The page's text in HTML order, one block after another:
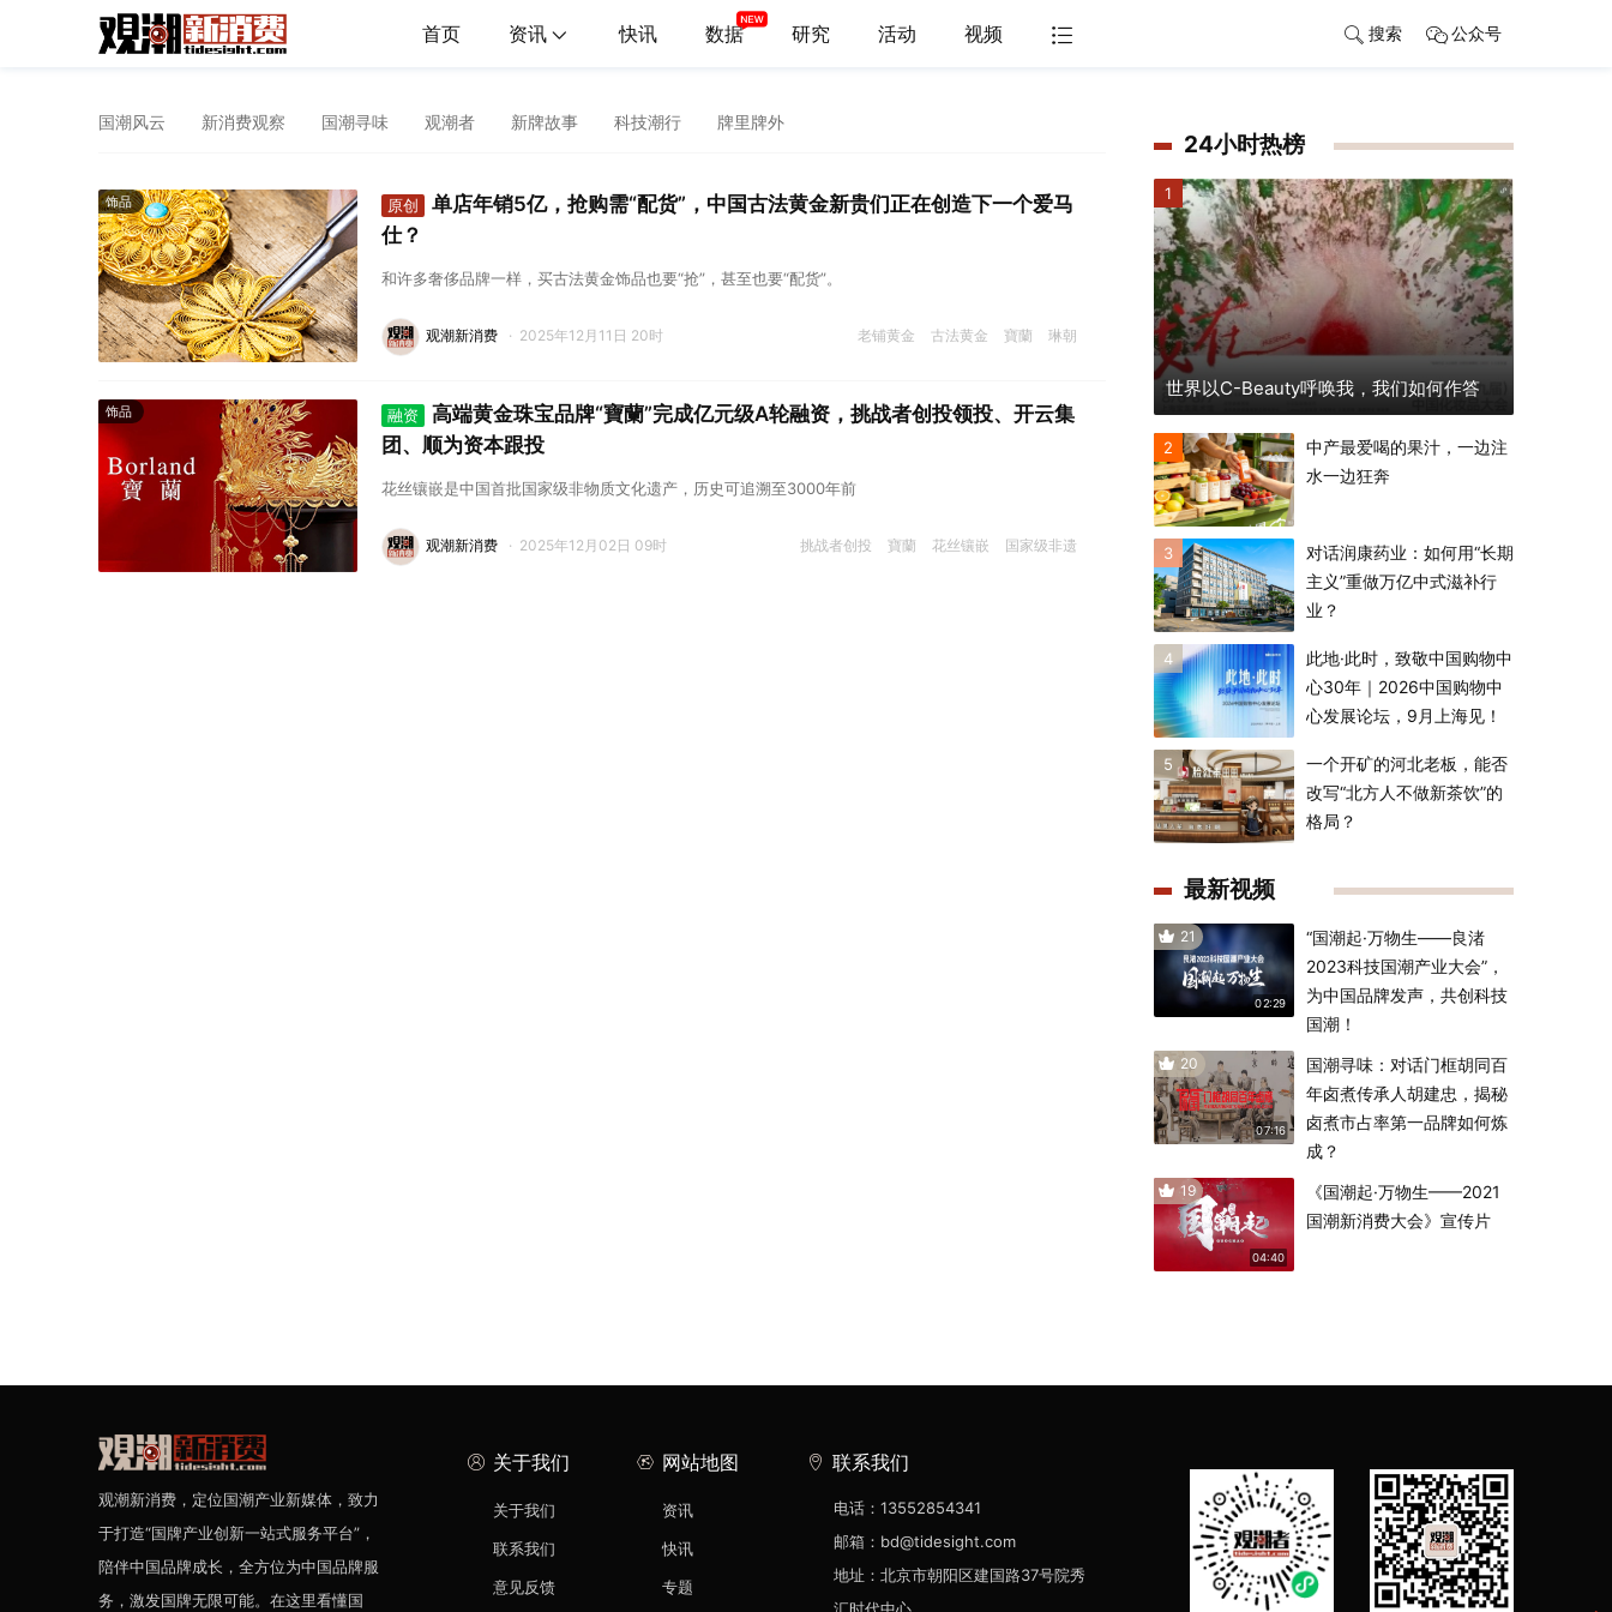
首页 资讯 快讯 数据 研究 活动 视频 搜索 公众号
国潮风云 新消费观察 国潮寻味 观潮者 新牌故事 科技潮行 牌里牌外
饰品 原创
单店年销5亿，抢购需“配货”，中国古法黄金新贵们正在创造下一个爱马
仕？
和许多奢侈品牌一样，买古法黄金饰品也要“抢”，甚至也要“配货”。
老铺黄金 古法黄金 寶蘭 琳朝
观潮新消费 · 2025年12月11日 20时
饰品 融资
高端黄金珠宝品牌“寶蘭”完成亿元级A轮融资，挑战者创投领投、开云集
团、顺为资本跟投
花丝镶嵌是中国首批国家级非物质文化遗产，历史可追溯至3000年前
挑战者创投 寶蘭 花丝镶嵌 国家级非遗
观潮新消费 · 2025年12月02日 09时
24小时热榜
1
世界以C-Beauty呼唤我，我们如何作答
2
中产最爱喝的果汁，一边注
水一边狂奔
3
对话润康药业：如何用“长期
主义”重做万亿中式滋补行
业？
4
此地·此时，致敬中国购物中
心30年｜2026中国购物中
心发展论坛，9月上海见！
5
一个开矿的河北老板，能否
改写“北方人不做新茶饮”的
格局？
最新视频
21
02:29
“国潮起·万物生——良渚
2023科技国潮产业大会”，
为中国品牌发声，共创科技
国潮！
20
07:16
国潮寻味：对话门框胡同百
年卤煮传承人胡建忠，揭秘
卤煮市占率第一品牌如何炼
成？
19
04:40
《国潮起·万物生——2021
国潮新消费大会》宣传片
观潮新消费，定位国潮产业新媒体，致力
于打造“国牌产业创新一站式服务平台”，
陪伴中国品牌成长，全方位为中国品牌服
务，激发国牌无限可能。在这里看懂国
关于我们
关于我们
联系我们
意见反馈
网站地图
资讯
快讯
专题
联系我们
电话：13552854341
邮箱：bd@tidesight.com
地址：北京市朝阳区建国路37号院秀